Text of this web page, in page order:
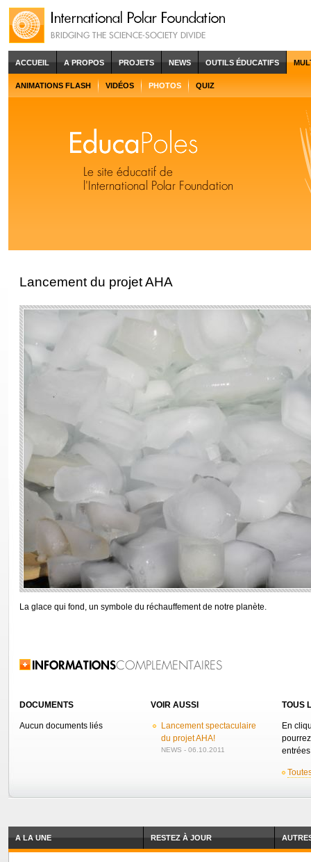
ACCUEIL A PROPOS PROJETS NEWS OUTILS ÉDUCATIFS
ANIMATIONS FLASH VIDÉOS PHOTOS QUIZ
Lancement du projet AHA
La glace qui fond, un symbole du réchauffement de notre planète.
Related Information
DOCUMENTS
Aucun documents liés
VOIR AUSSI
Lancement spectaculaire
du projet AHA!
NEWS - 06.10.2011
TOUS
En
A LA UNE RESTEZ À JOUR